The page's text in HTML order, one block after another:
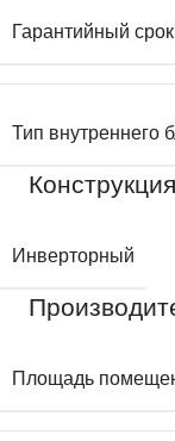
Гарантийный
Тип внутреннего
Конструкция
Инверторный
Площадь